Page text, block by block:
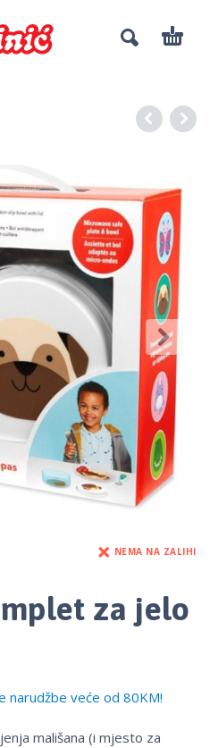
NEMA NA ZALIHI
za jelo
narudžbe veće od 80KM!
mališana (i mjesto za